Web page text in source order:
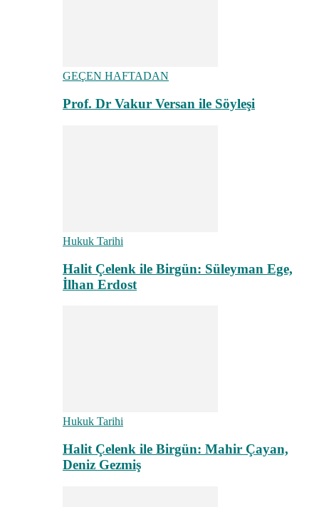
GEÇEN HAFTADAN
Prof. Dr Vakur Versan ile Söyleşi
Hukuk Tarihi
Halit Çelenk ile Birgün: Süleyman Ege,
İlhan Erdost
Hukuk Tarihi
Halit Çelenk ile Birgün: Mahir Çayan,
Deniz Gezmiş